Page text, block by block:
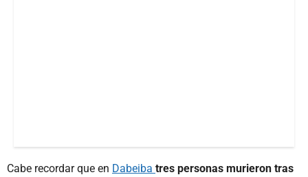
Cabe recordar que en Dabeiba tres personas murieron tras